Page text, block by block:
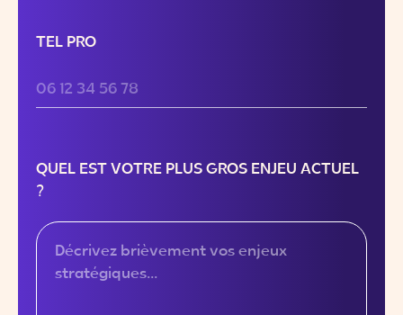
TEL PRO
QUEL EST VOTRE PLUS GROS ENJEU ACTUEL
?